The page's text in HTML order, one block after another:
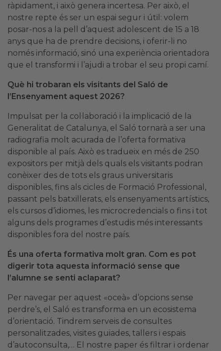
ràpidament, i això genera incertesa. Per això, el
nostre repte és ser un espai segur i útil: volem
posar-nos a la pell d’aquest adolescent de 15 a 18
anys que ha de prendre decisions, i oferir-li no
només informació, sinó una experiència orientadora
que el transformi i l’ajudi a trobar el seu propi camí.
Què hi trobaran els visitants del Saló de
l’Ensenyament aquest 2026?
Impulsat per la col·laboració i la implicació de la
Generalitat de Catalunya, el Saló tornarà a ser una
radiografia molt acurada de l’oferta formativa
disponible al país. Això es tradueix en més de 250
expositors per mitjà dels quals els visitants podran
conèixer des de tots els graus universitaris
disponibles, fins als cicles de Formació Professional,
passant pels batxillerats, els ensenyaments artístics,
els cursos d’idiomes, les microcredencials o fins i tot
alguns dels programes d’estudis més interessants
disponibles fora del nostre país.
És una oferta formativa molt gran. Com es pot
digerir tota aquesta informació sense que
l’alumne se senti aclaparat?
Per navegar per aquest «oceà» d’opcions sense
perdre’s, el Saló es transforma en un ecosistema
d’orientació. Tindrem serveis de consultes
personalitzades, visites guiades, tallers i espais
d’autoconsulta,… El nostre paper és filtrar i ordenar